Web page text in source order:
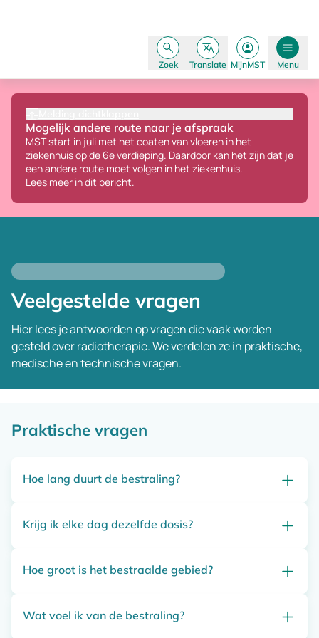
Zoek Translate MijnMST Menu
Mogelijk andere route naar je afspraak
MST start in juli met het coaten van vloeren in het
ziekenhuis op de 6e verdieping. Daardoor kan het zijn dat je
een andere route moet volgen in het ziekenhuis.
Lees meer in dit bericht.
Veelgestelde vragen
Hier lees je antwoorden op vragen die vaak worden
gesteld over radiotherapie. We verdelen ze in praktische,
medische en technische vragen.
Praktische vragen
Hoe lang duurt de bestraling?
De bestraling zelf duurt meestal 1,5 tot 2 minuten. Met
Krijg ik elke dag dezelfde dosis?
Ja, je krijgt elke dag dezelfde hoeveelheid straling.
Hoe groot is het bestraalde gebied?
Dat verschilt per persoon. De arts bespreekt dit tijdens
Wat voel ik van de bestraling?